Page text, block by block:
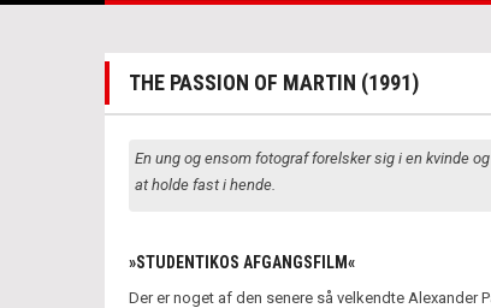
THE PASSION OF MARTIN (1991)
En ung og ensom fotograf forelsker sig i en kvinde
at holde fast i hende.
»STUDENTIKOS AFGANGSFILM«
Der er noget af den senere så velkendte Alexander